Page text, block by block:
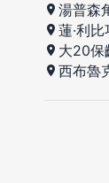
湯普森
蓮·利
大20保
西布魯